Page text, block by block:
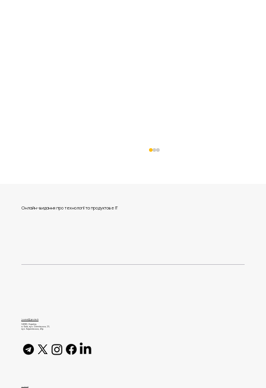
Онлайн-видання про технології та продуктове IT
journal@gen.tech
04080, Україна,
м. Київ, вул. Оленівська, 23,​
вул. Кирилівська, 40р